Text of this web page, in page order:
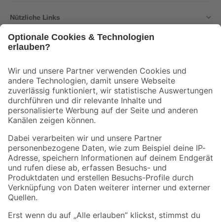
Nützliche Links
Der toom Newsletter: Keine Angebote und Aktionen mehr verpassen!
Zur Newsletter Anmeldung
Folge uns
Zahlungsarten Versandarten
Sicher einkaufen